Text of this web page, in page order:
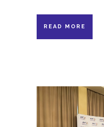
READ MORE